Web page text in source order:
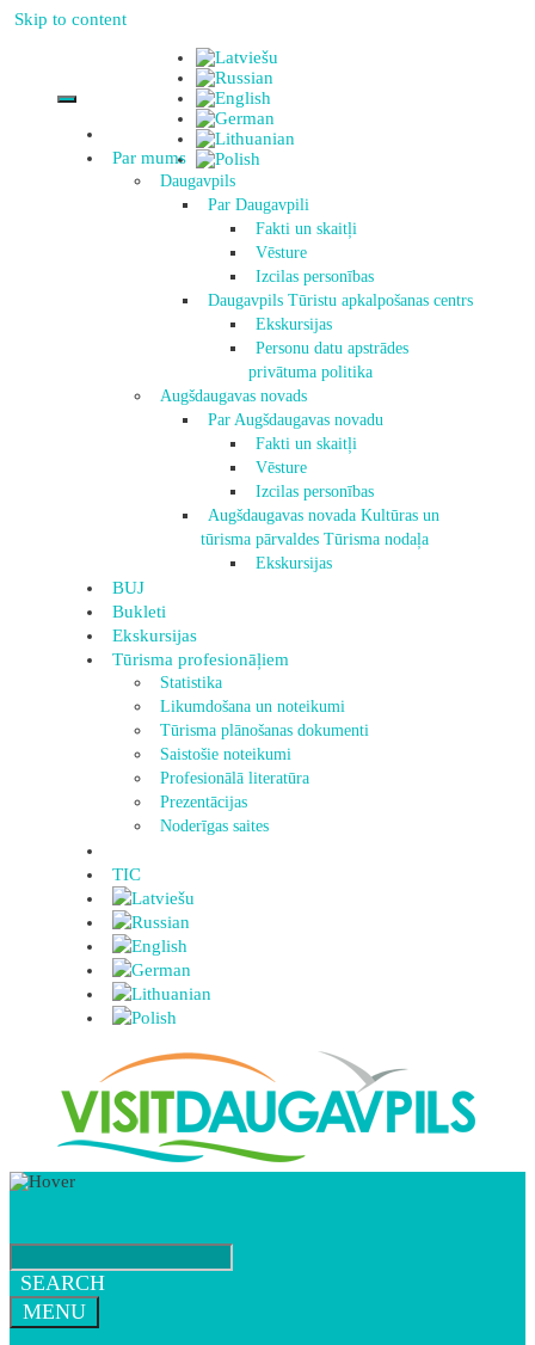
Skip to content
Par mums
Daugavpils
Par Daugavpili
Fakti un skaitļi
Vēsture
Izcilas personības
Daugavpils Tūristu apkalpošanas centrs
Ekskursijas
Personu datu apstrādes
privātuma politika
Augšdaugavas novads
Par Augšdaugavas novadu
Fakti un skaitļi
Vēsture
Izcilas personības
Augšdaugavas novada Kultūras un
tūrisma pārvaldes Tūrisma nodaļa
Ekskursijas
BUJ
Bukleti
Ekskursijas
Tūrisma profesionāļiem
Statistika
Likumdošana un noteikumi
Tūrisma plānošanas dokumenti
Saistošie noteikumi
Profesionālā literatūra
Prezentācijas
Noderīgas saites
TIC
SEARCH
MENU